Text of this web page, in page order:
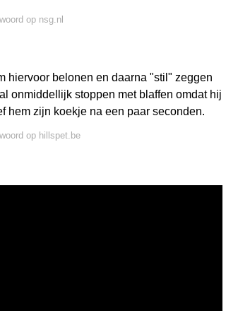
op nsg.nl
hiervoor belonen en daarna "stil" zeggen
onmiddellijk stoppen met blaffen omdat hij
hem zijn koekje na een paar seconden.
op hillspet.be